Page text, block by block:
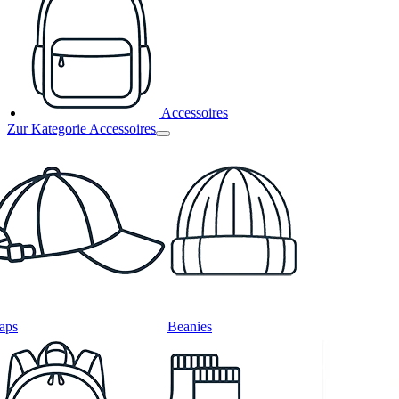
Accessoires
Zur Kategorie Accessoires
Beanies